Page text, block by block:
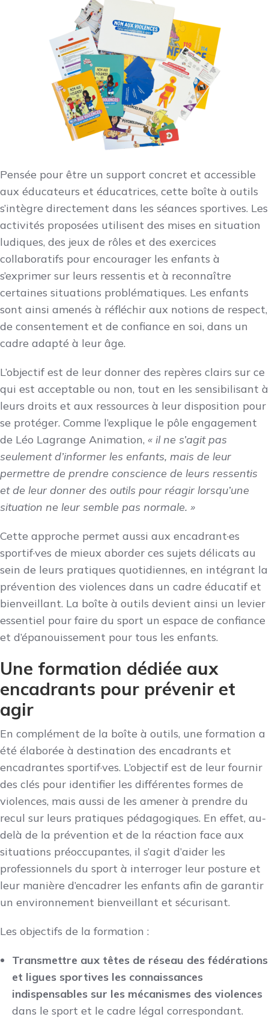
Pensée pour être un support concret et accessible
aux éducateurs et éducatrices, cette boîte à outils
s’intègre directement dans les séances sportives. Les
activités proposées utilisent des mises en situation
ludiques, des jeux de rôles et des exercices
collaboratifs pour encourager les enfants à
s’exprimer sur leurs ressentis et à reconnaître
certaines situations problématiques. Les enfants
sont ainsi amenés à réfléchir aux notions de respect,
de consentement et de confiance en soi, dans un
cadre adapté à leur âge.
L’objectif est de leur donner des repères clairs sur ce
qui est acceptable ou non, tout en les sensibilisant à
leurs droits et aux ressources à leur disposition pour
se protéger. Comme l’explique le pôle engagement
de Léo Lagrange Animation, « il ne s’agit pas
seulement d’informer les enfants, mais de leur
permettre de prendre conscience de leurs ressentis
et de leur donner des outils pour réagir lorsqu’une
situation ne leur semble pas normale. »
Cette approche permet aussi aux encadrant·es
sportif·ves de mieux aborder ces sujets délicats au
sein de leurs pratiques quotidiennes, en intégrant la
prévention des violences dans un cadre éducatif et
bienveillant. La boîte à outils devient ainsi un levier
essentiel pour faire du sport un espace de confiance
et d’épanouissement pour tous les enfants.
Une formation dédiée aux
encadrants pour prévenir et
agir
En complément de la boîte à outils, une formation a
été élaborée à destination des encadrants et
encadrantes sportif·ves. L’objectif est de leur fournir
des clés pour identifier les différentes formes de
violences, mais aussi de les amener à prendre du
recul sur leurs pratiques pédagogiques. En effet, au-
delà de la prévention et de la réaction face aux
situations préoccupantes, il s’agit d’aider les
professionnels du sport à interroger leur posture et
leur manière d’encadrer les enfants afin de garantir
un environnement bienveillant et sécurisant.
Les objectifs de la formation :
Transmettre aux têtes de réseau des fédérations
et ligues sportives les connaissances
indispensables sur les mécanismes des violences
dans le sport et le cadre légal correspondant.